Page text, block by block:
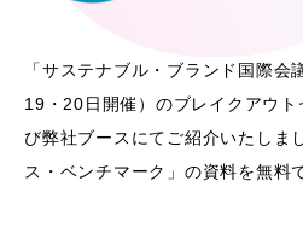
「サステナブル・ブランド国際
19・20日開催）のブレイクアウト
び弊社ブースにてご紹介いたしま
ス・ベンチマーク」の資料を無料